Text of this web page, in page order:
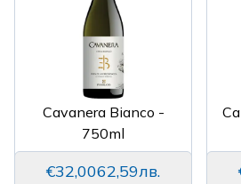
Cavanera Bianco -
750ml
€32,0062,59лв.